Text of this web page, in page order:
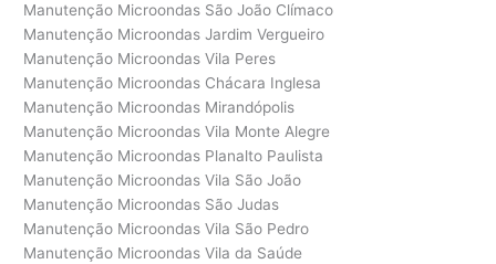
Manutenção Microondas São João Clímaco
Manutenção Microondas Jardim Vergueiro
Manutenção Microondas Vila Peres
Manutenção Microondas Chácara Inglesa
Manutenção Microondas Mirandópolis
Manutenção Microondas Vila Monte Alegre
Manutenção Microondas Planalto Paulista
Manutenção Microondas Vila São João
Manutenção Microondas São Judas
Manutenção Microondas Vila São Pedro
Manutenção Microondas Vila da Saúde